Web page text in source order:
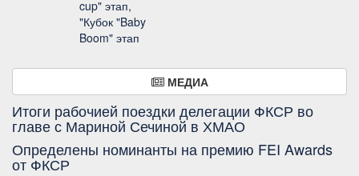
cup" этап,
"Кубок "Baby
Boom" этап
МЕДИА
Итоги рабочией поездки делегации ФКСР во
главе с Мариной Сечиной в ХМАО
Определены номинанты на премию FEI Awards
от ФКСР